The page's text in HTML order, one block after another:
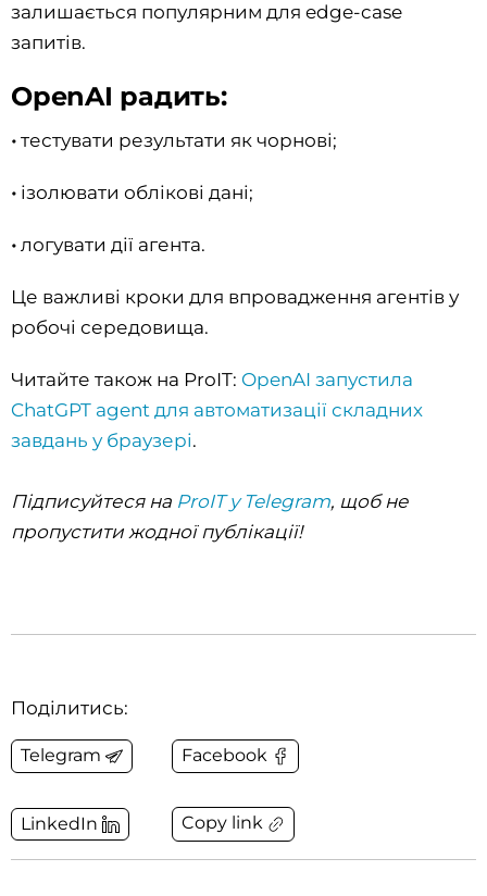
залишається популярним для edge-case
запитів.
OpenAI радить:
• тестувати результати як чорнові;
• ізолювати облікові дані;
• логувати дії агента.
Це важливі кроки для впровадження агентів у
робочі середовища.
Читайте також на ProIT: OpenAI запустила
ChatGPT agent для автоматизації складних
завдань у браузері.
Підписуйтеся на ProIT у Telegram, щоб не
пропустити жодної публікації!
Поділитись:
Telegram Facebook
LinkedIn Copy link